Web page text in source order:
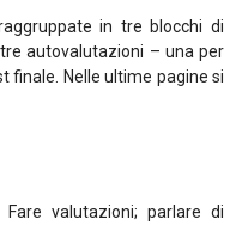
in tre blocchi di
autovalutazioni – una per
finale. Nelle ultime pagine si
valutazioni; parlare di